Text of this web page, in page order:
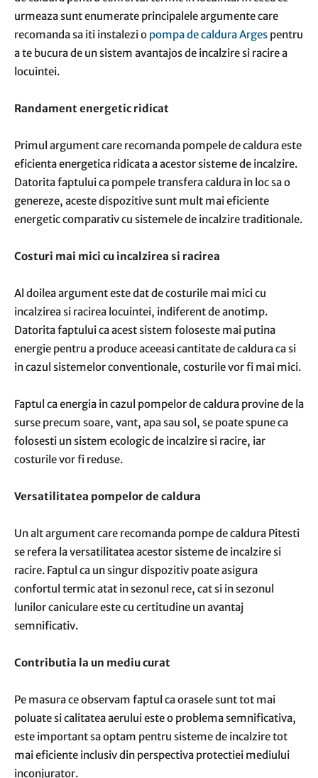
urmeaza sunt enumerate principalele argumente care
recomanda sa iti instalezi o pompa de caldura Arges pentru
a te bucura de un sistem avantajos de incalzire si racire a
locuintei.
Randament energetic ridicat
Primul argument care recomanda pompele de caldura este
eficienta energetica ridicata a acestor sisteme de incalzire.
Datorita faptului ca pompele transfera caldura in loc sa o
genereze, aceste dispozitive sunt mult mai eficiente
energetic comparativ cu sistemele de incalzire traditionale.
Costuri mai mici cu incalzirea si racirea
Al doilea argument este dat de costurile mai mici cu
incalzirea si racirea locuintei, indiferent de anotimp.
Datorita faptului ca acest sistem foloseste mai putina
energie pentru a produce aceeasi cantitate de caldura ca si
in cazul sistemelor conventionale, costurile vor fi mai mici.
Faptul ca energia in cazul pompelor de caldura provine de la
surse precum soare, vant, apa sau sol, se poate spune ca
folosesti un sistem ecologic de incalzire si racire, iar
costurile vor fi reduse.
Versatilitatea pompelor de caldura
Un alt argument care recomanda pompe de caldura Pitesti
se refera la versatilitatea acestor sisteme de incalzire si
racire. Faptul ca un singur dispozitiv poate asigura
confortul termic atat in sezonul rece, cat si in sezonul
lunilor caniculare este cu certitudine un avantaj
semnificativ.
Contributia la un mediu curat
Pe masura ce observam faptul ca orasele sunt tot mai
poluate si calitatea aerului este o problema semnificativa,
este important sa optam pentru sisteme de incalzire tot
mai eficiente inclusiv din perspectiva protectiei mediului
inconjurator.